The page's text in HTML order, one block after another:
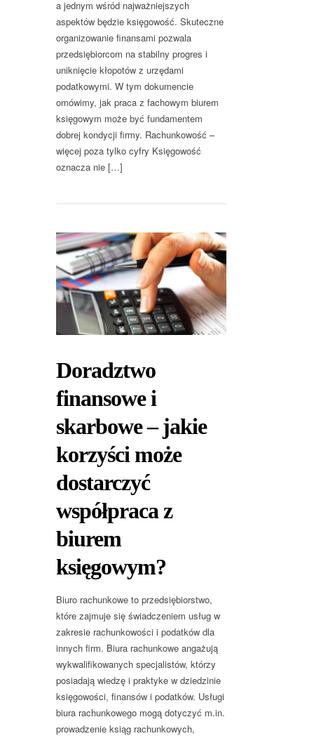
a jednym wśród najważniejszych
aspektów będzie księgowość. Skuteczne
organizowanie finansami pozwala
przedsiębiorcom na stabilny progres i
uniknięcie kłopotów z urzędami
podatkowymi. W tym dokumencie
omówimy, jak praca z fachowym biurem
księgowym może być fundamentem
dobrej kondycji firmy. Rachunkowość –
więcej poza tylko cyfry Księgowość
oznacza nie […]
Doradztwo
finansowe i
skarbowe – jakie
korzyści może
dostarczyć
współpraca z
biurem
księgowym?
Biuro rachunkowe to przedsiębiorstwo,
które zajmuje się świadczeniem usług w
zakresie rachunkowości i podatków dla
innych firm. Biura rachunkowe angażują
wykwalifikowanych specjalistów, którzy
posiadają wiedzę i praktyke w dziedzinie
księgowości, finansów i podatków. Usługi
biura rachunkowego mogą dotyczyć m.in.
prowadzenie ksiąg rachunkowych,